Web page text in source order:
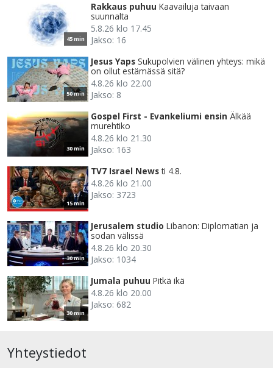
45 min
Rakkaus puhuu Kaavailuja taivaan
suunnalta
5.8.26 klo 17.45
Jakso: 16
50 min
Jesus Yaps Sukupolvien välinen yhteys: mikä
on ollut estämässä sitä?
4.8.26 klo 22.00
Jakso: 8
30 min
Gospel First - Evankeliumi ensin Älkää
murehtiko
4.8.26 klo 21.30
Jakso: 163
15 min
TV7 Israel News ti 4.8.
4.8.26 klo 21.00
Jakso: 3723
30 min
Jerusalem studio Libanon: Diplomatian ja
sodan välissä
4.8.26 klo 20.30
Jakso: 1034
30 min
Jumala puhuu Pitkä ikä
4.8.26 klo 20.00
Jakso: 682
Yhteystiedot